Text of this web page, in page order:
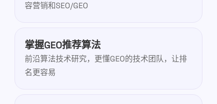
容营销和SEO/GEO
掌握GEO推荐算法
前沿算法技术研究，更懂GEO的技术团队，让排
名更容易